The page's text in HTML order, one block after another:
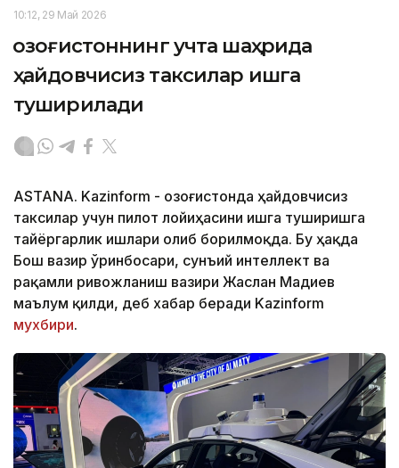
10:12, 29 Май 2026
Қозоғистоннинг учта шаҳрида
ҳайдовчисиз таксилар ишга
туширилади
ASTANA. Kazinform - Қозоғистонда ҳайдовчисиз
таксилар учун пилот лойиҳасини ишга туширишга
тайёргарлик ишлари олиб борилмоқда. Бу ҳақда
Бош вазир ўринбосари, сунъий интеллект ва
рақамли ривожланиш вазири Жаслан Мадиев
маълум қилди, деб хабар беради Kazinform
мухбири.